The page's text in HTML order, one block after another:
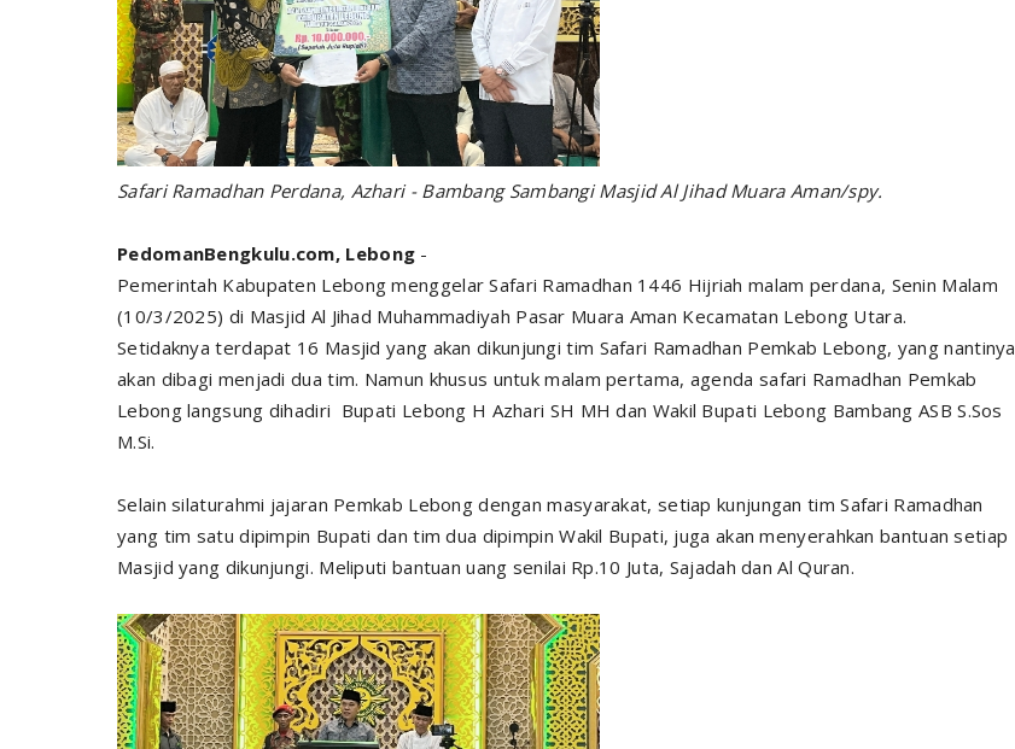
Safari Ramadhan Perdana, Azhari - BambangSambangi Masjid Al Jihad Muara Aman/spy.
PedomanBengkulu.com, Lebong -
Pemerintah Kabupaten Lebong menggelar Safari Ramadhan 1446 Hijriah malam perdana, Senin Malam
(10/3/2025) di Masjid Al Jihad Muhammadiyah Pasar Muara Aman Kecamatan Lebong Utara.
Setidaknyaterdapat 16 Masjid yang akan dikunjungi tim Safari Ramadhan Pemkab Lebong, yang nantinya
akan dibagi menjadi dua tim. Namun khusus untuk malam pertama, agenda safari Ramadhan Pemkab
Lebong langsung dihadiri Bupati Lebong H Azhari SH MH dan Wakil Bupati Lebong Bambang ASB S.Sos
M.Si.
Selain silaturahmi jajaran Pemkab Lebong dengan masyarakat, setiap kunjungan tim Safari Ramadhan
yang tim satu dipimpin Bupati dan tim dua dipimpin Wakil Bupati, juga akan menyerahkan bantuan setiap
Masjid yang dikunjungi. Meliputi bantuan uang senilai Rp.10 Juta, Sajadah dan Al Quran.